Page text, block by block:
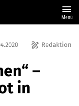
menu
Menü
draw Redaktion
–
in